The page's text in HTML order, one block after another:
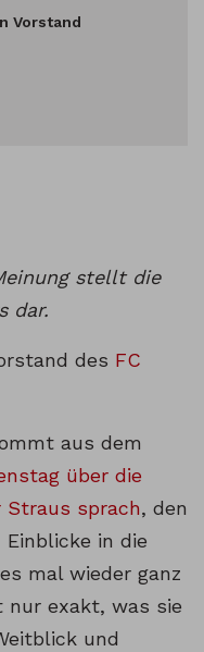
Vorstand
stellt die
dar.
des FC
aus dem
über die
Straus sprach, den
Einblicke in die
mal wieder ganz
nur exakt, was sie
und